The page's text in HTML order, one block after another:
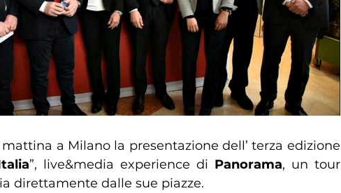
a Milano la presentazione dell’ terza edizione
”, live&media experience di Panorama, un tour
direttamente dalle sue piazze.